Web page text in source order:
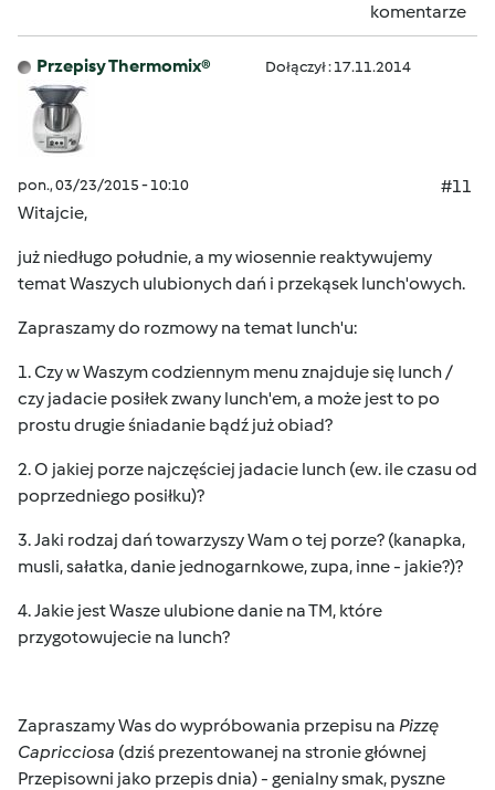
komentarze
Przepisy Thermomix® Dołączył : 17.11.2014
pon., 03/23/2015 - 10:10
#11
Witajcie,
już niedługo południe, a my wiosennie reaktywujemy
temat Waszych ulubionych dań i przekąsek lunch'owych.
Zapraszamy do rozmowy na temat lunch'u:
1. Czy w Waszym codziennym menu znajduje się lunch /
czy jadacie posiłek zwany lunch'em, a może jest to po
prostu drugie śniadanie bądź już obiad?
2. O jakiej porze najczęściej jadacie lunch (ew. ile czasu od
poprzedniego posiłku)?
3. Jaki rodzaj dań towarzyszy Wam o tej porze? (kanapka,
musli, sałatka, danie jednogarnkowe, zupa, inne - jakie?)?
4. Jakie jest Wasze ulubione danie na TM, które
przygotowujecie na lunch?
Zapraszamy Was do wypróbowania przepisu na Pizzę
Capricciosa (dziś prezentowanej na stronie głównej
Przepisowni jako przepis dnia) - genialny smak, pyszne